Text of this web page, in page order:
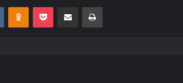
VKontakteOdnoklassniki
Pocket E-Posta ile paylaş Yazdır